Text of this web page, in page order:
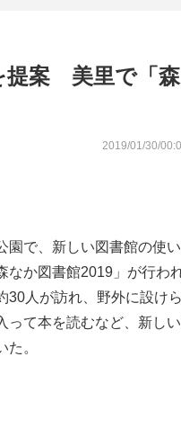
提案 美里で「森
2019/01/30/
で、新しい図書館の使
なか図書館2019」が行わ
30人が訪れ、野外に設け
って本を読むなど、新しい
。